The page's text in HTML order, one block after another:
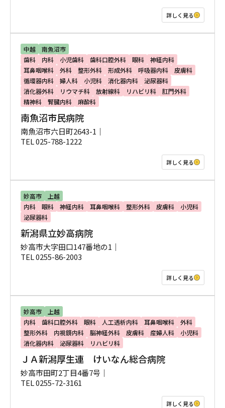
詳しく見る
中越
南魚沼市
歯科
内科 小児歯科 歯科口腔外科 眼科
神経内科
耳鼻咽喉科
外科 整形外科 形成外科 呼吸器内科
皮膚科
循環器内科
婦人科 小児科 消化器内科
泌尿器科
消化器外科
リウマチ科 放射線科 リハビリ科
肛門外科
精神科
腎臓内科 麻酔科
南魚沼市民病院
南魚沼市六日町2643-1｜
TEL 025-788-1222
詳しく見る
妙高市
上越
内科
眼科 神経内科 耳鼻咽喉科 整形外科 皮膚科
小児科
泌尿器科
新潟県立妙高病院
妙高市大字田口147番地の1｜
TEL 0255-86-2003
詳しく見る
妙高市
上越
内科
歯科口腔外科 眼科 人工透析内科 耳鼻咽喉科
外科
整形外科
内視鏡内科 脳神経外科 皮膚科 産婦人科
小児科
消化器内科
泌尿器科 リハビリ科
ＪＡ新潟厚生連 けいなん総合病院
妙高市田町2丁目4番7号｜
TEL 0255-72-3161
詳しく見る